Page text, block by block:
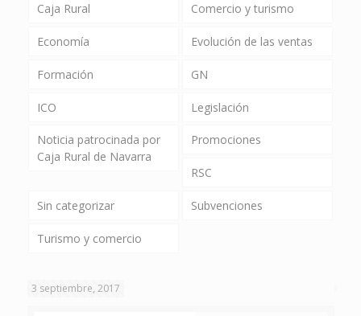
Caja Rural Comercio y turismo
Economía Evolución de las ventas
Formación GN
ICO Legislación
Noticia patrocinada por
Caja Rural de Navarra
Promociones
RSC
Sin categorizar Subvenciones
Turismo y comercio
3 septiembre, 2017